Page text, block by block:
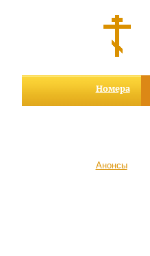
Номера
Анонсы